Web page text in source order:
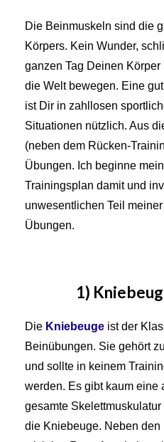
Die Beinmuskeln sind die
Körpers. Kein Wunder,
ganzen Tag Deinen
die Welt bewegen. Eine
ist Dir in zahllosen
Situationen nützlich. Aus
(neben dem Rücken-
Übungen. Ich beginne
Trainingsplan damit und
unwesentlichen Teil
Übungen.
1)
Die Kniebeuge ist der
Beinübungen. Sie gehört
und sollte in keinem
werden. Es gibt kaum eine
gesamte
die Kniebeuge. Neben